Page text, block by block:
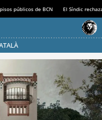
públicos de BCN El Síndic